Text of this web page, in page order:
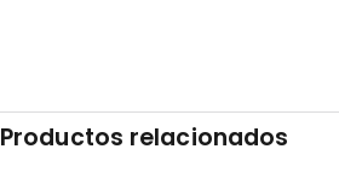
Productos relacionados